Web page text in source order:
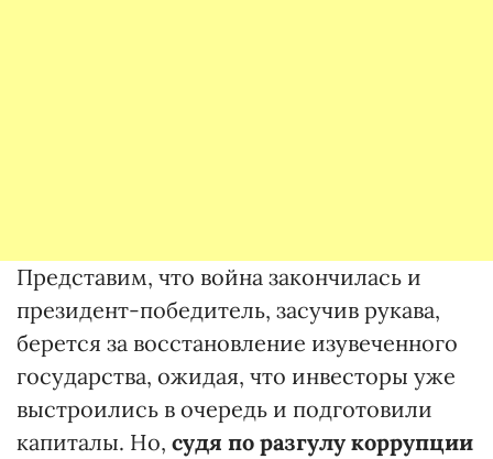
Представим, что война закончилась и
президент-победитель, засучив рукава,
берется за восстановление изувеченного
государства, ожидая, что инвесторы уже
выстроились в очередь и подготовили
капиталы. Но, судя по разгулу коррупции